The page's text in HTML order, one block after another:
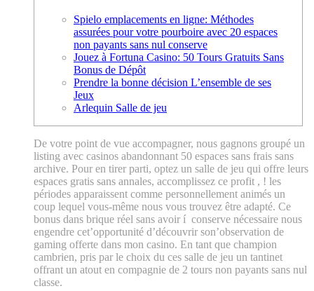
Spielo emplacements en ligne: Méthodes
assurées pour votre pourboire avec 20 espaces
non payants sans nul conserve
Jouez à Fortuna Casino: 50 Tours Gratuits Sans
Bonus de Dépôt
Prendre la bonne décision L’ensemble de ses
Jeux
Arlequin Salle de jeu
De votre point de vue accompagner, nous gagnons groupé un
listing avec casinos abandonnant 50 espaces sans frais sans
archive. Pour en tirer parti, optez un salle de jeu qui offre leurs
espaces gratis sans annales, accomplissez ce profit , ! les
périodes apparaissent comme personnellement animés un
coup lequel vous-même nous vous trouvez être adapté. Ce
bonus dans brique réel sans avoir í conserve nécessaire nous
engendre cet’opportunité d’découvrir son’observation de
gaming offerte dans mon casino. En tant que champion
cambrien, pris par le choix du ces salle de jeu un tantinet
offrant un atout en compagnie de 2 tours non payants sans nul
classe.